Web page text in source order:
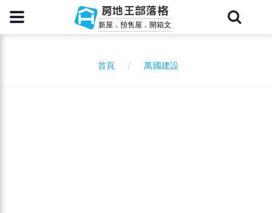
房地王部落格
新屋．預售屋．開箱文
首頁 萬國建設